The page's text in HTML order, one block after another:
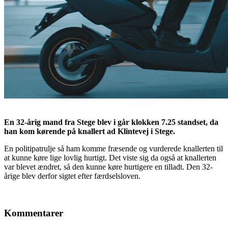
En 32-årig mand fra Stege blev i går klokken 7.25 standset, da
han kom kørende på knallert ad Klintevej i Stege.
En politipatrulje så ham komme fræsende og vurderede knallerten til
at kunne køre lige lovlig hurtigt. Det viste sig da også at knallerten
var blevet ændret, så den kunne køre hurtigere en tilladt. Den 32-
årige blev derfor sigtet efter færdselsloven.
Kommentarer